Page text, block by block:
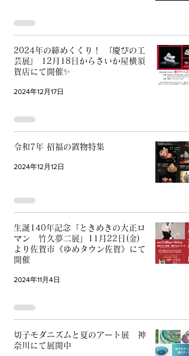
2024年の締めくくり！ 『慶びの工
芸展』 12月18日からさいか屋横須
賀店にて開催✨
2024年12月17日
令和7年 招福の置物特集
2024年12月12日
生誕140年記念「ときめきの大正ロ
マン 竹久夢二展」11月22日(金)
より佐賀市《ゆめタウン佐賀》にて
開催
2024年11月4日
切子モダニズムと夏のアート展 神
奈川にて展開中